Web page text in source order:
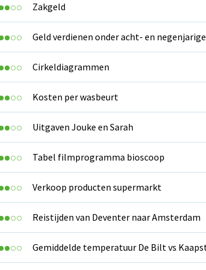
Zakgeld
Geld verdienen onder acht- en
Cirkeldiagrammen
Kosten per wasbeurt
Uitgaven Jouke en Sarah
Tabel filmprogramma bioscoop
Verkoop producten supermarkt
Reistijden van Deventer naar Amsterdam
Gemiddelde temperatuur De Bilt vs